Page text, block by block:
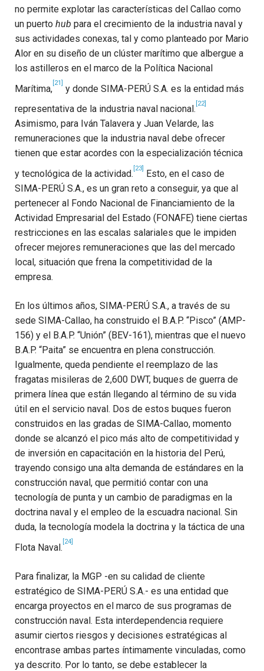
no permite explotar las características del Callao como
un puerto hub para el crecimiento de la industria naval y
sus actividades conexas, tal y como planteado por Mario
Alor en su diseño de un clúster marítimo que albergue a
los astilleros en el marco de la Política Nacional
Marítima,
[21]
y donde SIMA-PERÚ S.A. es la entidad más
representativa de la industria naval nacional.
[22]
Asimismo, para Iván Talavera y Juan Velarde, las
remuneraciones que la industria naval debe ofrecer
tienen que estar acordes con la especialización técnica
y tecnológica de la actividad.
[23]
Esto, en el caso de
SIMA-PERÚ S.A., es un gran reto a conseguir, ya que al
pertenecer al Fondo Nacional de Financiamiento de la
Actividad Empresarial del Estado (FONAFE) tiene ciertas
restricciones en las escalas salariales que le impiden
ofrecer mejores remuneraciones que las del mercado
local, situación que frena la competitividad de la
empresa.
En los últimos años, SIMA-PERÚ S.A., a través de su
sede SIMA-Callao, ha construido el B.A.P. “Pisco” (AMP-
156) y el B.A.P. “Unión” (BEV-161), mientras que el nuevo
B.A.P. “Paita” se encuentra en plena construcción.
Igualmente, queda pendiente el reemplazo de las
fragatas misileras de 2,600 DWT, buques de guerra de
primera línea que están llegando al término de su vida
útil en el servicio naval. Dos de estos buques fueron
construidos en las gradas de SIMA-Callao, momento
donde se alcanzó el pico más alto de competitividad y
de inversión en capacitación en la historia del Perú,
trayendo consigo una alta demanda de estándares en la
construcción naval, que permitió contar con una
tecnología de punta y un cambio de paradigmas en la
doctrina naval y el empleo de la escuadra nacional. Sin
duda, la tecnología modela la doctrina y la táctica de una
Flota Naval.
[24]
Para finalizar, la MGP -en su calidad de cliente
estratégico de SIMA-PERÚ S.A.- es una entidad que
encarga proyectos en el marco de sus programas de
construcción naval. Esta interdependencia requiere
asumir ciertos riesgos y decisiones estratégicas al
encontrase ambas partes íntimamente vinculadas, como
ya descrito. Por lo tanto, se debe establecer la